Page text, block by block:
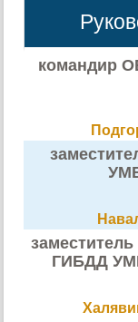
командир
ГИБДД